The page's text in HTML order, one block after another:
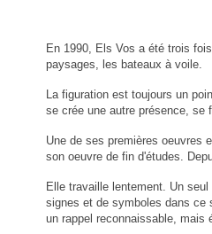
En 1990, Els Vos a été trois
paysages, les bateaux à voile.
La figuration est toujours un
se crée une autre présence, se
Une de ses premières oeuvres
son oeuvre de fin d'études.
Elle travaille lentement. Un
signes et de symboles dans ce
un rappel reconnaissable, mais